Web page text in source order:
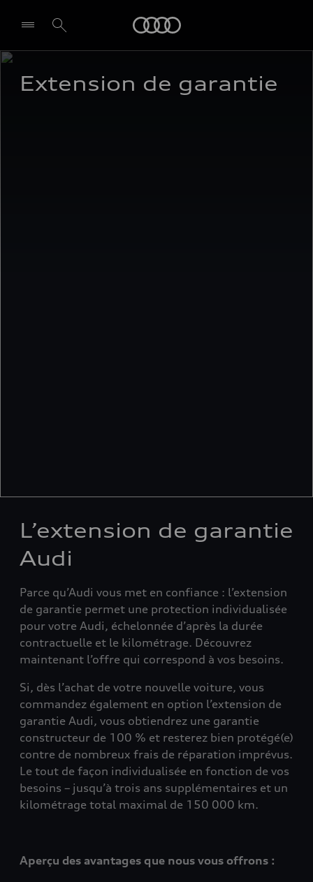
Extension de garantie
L’extension de garantie
Audi
Parce qu’Audi vous met en confiance : l’extension
de garantie permet une protection individualisée
pour votre Audi, échelonnée d’après la durée
contractuelle et le kilométrage. Découvrez
maintenant l’offre qui correspond à vos besoins.
Si, dès l’achat de votre nouvelle voiture, vous
commandez également en option l’extension de
garantie Audi, vous obtiendrez une garantie
constructeur de 100 % et resterez bien protégé(e)
contre de nombreux frais de réparation imprévus.
Le tout de façon individualisée en fonction de vos
besoins – jusqu’à trois ans supplémentaires et un
kilométrage total maximal de 150 000 km.
Aperçu des avantages que nous vous offrons :